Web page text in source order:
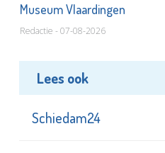
Museum Vlaardingen
Redactie - 07-08-2026
Lees ook
Schiedam24